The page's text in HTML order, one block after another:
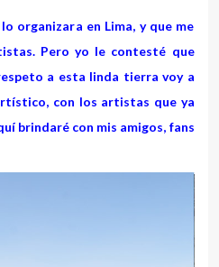
organizara en Lima, y que me
Pero yo le contesté que
a esta linda tierra voy a
con los artistas que ya
brindaré con mis amigos, fans